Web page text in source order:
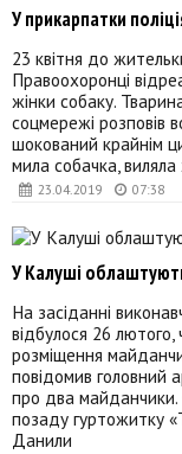
23.04.2019 07:38
У прикарпатки
23 квітня до
Правоохоронці
жінки собаку.
соцмережі розповів
шокований крайнім
мила собачка,
У Калуші
На засіданні
відбулося 26
розміщення
повідомив головний
про два майданчики.
позаду гуртожитку
Данили